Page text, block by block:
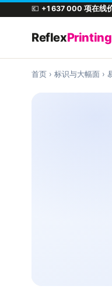
💶 +1 637 000 项在线
ReflexPrinting
首页 › 标识与大幅面 ›